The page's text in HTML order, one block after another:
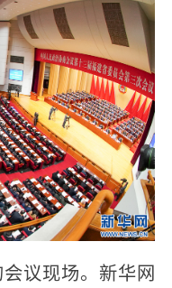
议现场。新华网